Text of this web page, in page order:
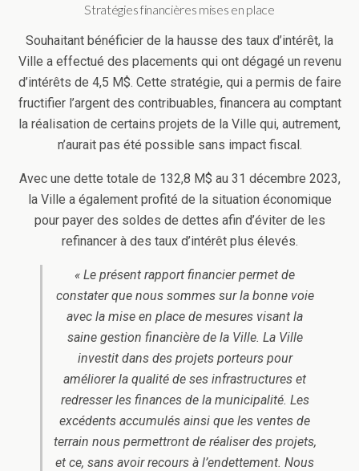
Stratégies financières mises en place
Souhaitant bénéficier de la hausse des taux d’intérêt, la
Ville a effectué des placements qui ont dégagé un revenu
d’intérêts de 4,5 M$. Cette stratégie, qui a permis de faire
fructifier l’argent des contribuables, financera au comptant
la réalisation de certains projets de la Ville qui, autrement,
n’aurait pas été possible sans impact fiscal.
Avec une dette totale de 132,8 M$ au 31 décembre 2023,
la Ville a également profité de la situation économique
pour payer des soldes de dettes afin d’éviter de les
refinancer à des taux d’intérêt plus élevés.
« Le présent rapport financier permet de
constater que nous sommes sur la bonne voie
avec la mise en place de mesures visant la
saine gestion financière de la Ville. La Ville
investit dans des projets porteurs pour
améliorer la qualité de ses infrastructures et
redresser les finances de la municipalité. Les
excédents accumulés ainsi que les ventes de
terrain nous permettront de réaliser des projets,
et ce, sans avoir recours à l’endettement. Nous